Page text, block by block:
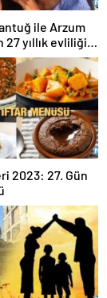
ile Arzum
yıllık evliliği
2023: 27. Gün